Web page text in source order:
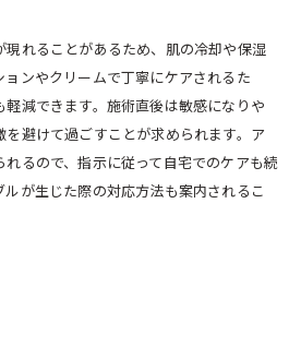
れることがあるため、肌の冷却や保湿
ョンやクリームで丁寧にケアされるた
減できます。施術直後は敏感になりや
避けて過ごすことが求められます。ア
るので、指示に従って自宅でのケアも続
が生じた際の対応方法も案内されるこ